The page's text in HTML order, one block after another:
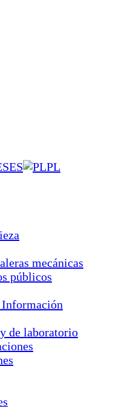
ES PL
mecánicas
públicos
Información
de laboratorio